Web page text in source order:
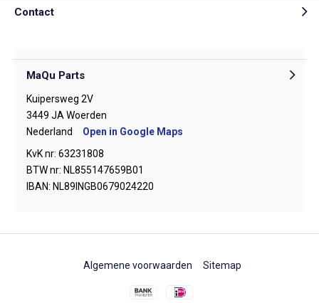
Contact
MaQu Parts
Kuipersweg 2V
3449 JA Woerden
Nederland
Open in Google Maps
KvK nr: 63231808
BTW nr: NL855147659B01
IBAN: NL89INGB0679024220
Algemene voorwaarden Sitemap